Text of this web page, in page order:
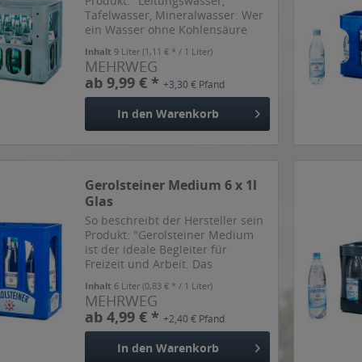
Tafelwasser, Mineralwasser: Wer
ein Wasser ohne Kohlensäure
Möglichkeiten. Warum gerade
Gerolsteiner Naturell eine
ausgezeichnete Wahl ist? Weil
kaum...
Inhalt 9 Liter(1,11 € * / 1 Liter)
MEHRWEG
ab 9,99 € *+3,30 € Pfand
In den Warenkorb
Gerolsteiner Medium 6 x 1l
Glas
So beschreibt der Hersteller sein
Produkt: "Gerolsteiner Medium
ist der ideale Begleiter für
Freizeit und Arbeit. Das
Mineralwasser überzeugt durch
Frische mit weniger Kohlensäure.
Ein Liter Gerolsteiner Medium...
Inhalt 6 Liter(0,83 € * / 1 Liter)
MEHRWEG
ab 4,99 € *+2,40 € Pfand
In den Warenkorb